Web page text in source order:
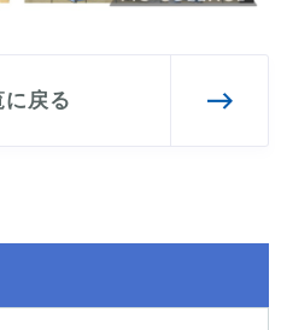
に戻る